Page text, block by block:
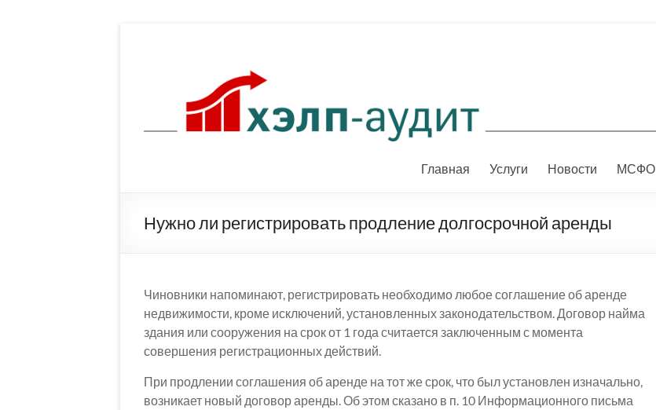
Главная Услуги Новости МСФО
Нужно ли регистрировать продление долгосрочной аренды
Чиновники напоминают, регистрировать необходимо любое соглашение об аренде
недвижимости, кроме исключений, установленных законодательством. Договор найма
здания или сооружения на срок от 1 года считается заключенным с момента
совершения регистрационных действий.
При продлении соглашения об аренде на тот же срок, что был установлен изначально,
возникает новый договор аренды. Об этом сказано в п. 10 Информационного письма